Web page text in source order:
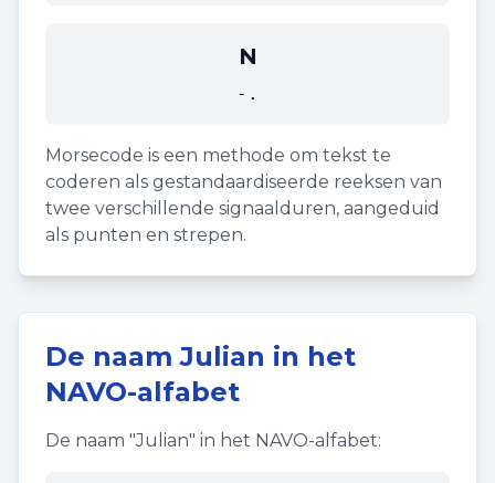
N
-.
Morsecode is een methode om tekst te
coderen als gestandaardiseerde reeksen van
twee verschillende signaalduren, aangeduid
als punten en strepen.
De naamJulian in het
NAVO-alfabet
De naam "Julian" in het NAVO-alfabet: